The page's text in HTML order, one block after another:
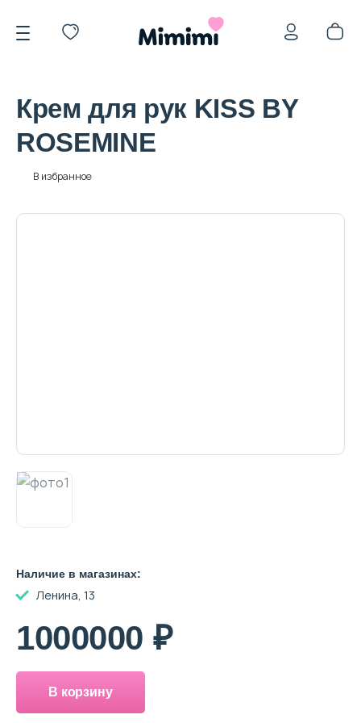
*OVERSTOCK -30%
Тело
Наборы
Аксессуары
Крем для рук KISS BY
ROSEMINE
В избранное
Наличие в магазинах:
Ленина, 13
1000000 ₽
В корзину